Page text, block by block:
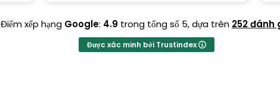
Điểm xếp hạng Google: 4.9 trong tổng số 5,dựa trên 252 đánh
Được xác minh bởi Trustindex